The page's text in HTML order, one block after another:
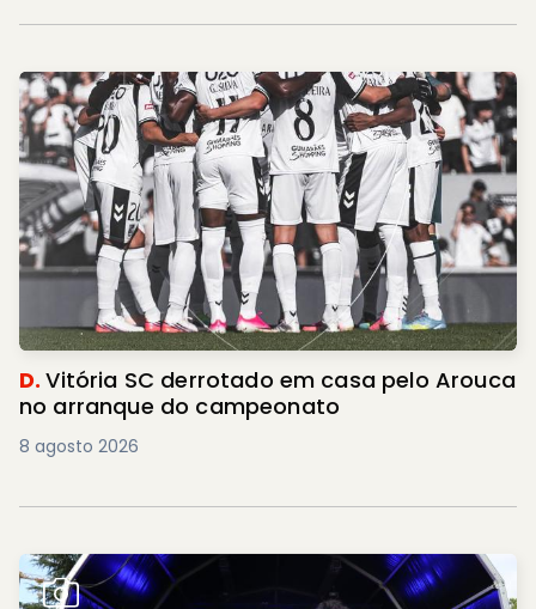
D.Vitória SC derrotado em casa pelo Arouca
no arranque do campeonato
8 agosto 2026